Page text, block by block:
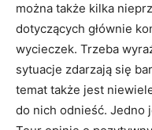
można także kilka
dotyczących głównie
wycieczek. Trzeba
sytuacje zdarzają się
temat także jest
do nich odnieść. Jedno